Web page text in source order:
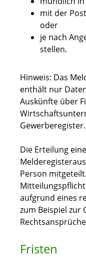
mit der
oder
je nach
stellen.
Hinweis: Das
enthält nur
Auskünfte über
Gewerberegister.
Die Erteilung
Person
aufgrund eines
zum Beispiel zur
Fristen